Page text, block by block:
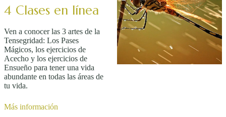
4 Clases en línea
Ven a conocer las 3 artes de la
Tensegridad: Los Pases
Mágicos, los ejercicios de
Acecho y los ejercicios de
Ensueño para tener una vida
abundante en todas las áreas de
tu vida.
Más información